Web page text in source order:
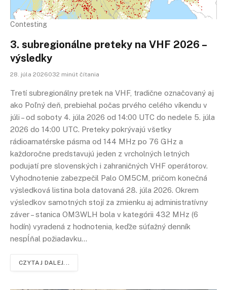
Contesting
3. subregionálne preteky na VHF 2026 –
výsledky
28. júla 2026032 minút čítania
Tretí subregionálny pretek na VHF, tradične označovaný aj
ako Poľný deň, prebiehal počas prvého celého víkendu v
júli – od soboty 4. júla 2026 od 14:00 UTC do nedele 5. júla
2026 do 14:00 UTC. Preteky pokrývajú všetky
rádioamatérske pásma od 144 MHz po 76 GHz a
každoročne predstavujú jeden z vrcholných letných
podujatí pre slovenských i zahraničných VHF operátorov.
Vyhodnotenie zabezpečil Palo OM5CM, pričom konečná
výsledková listina bola datovaná 28. júla 2026. Okrem
výsledkov samotných stojí za zmienku aj administratívny
záver – stanica OM3WLH bola v kategórii 432 MHz (6
hodín) vyradená z hodnotenia, keďže súťažný denník
nespĺňal požiadavku…
CZYTAJ DALEJ...